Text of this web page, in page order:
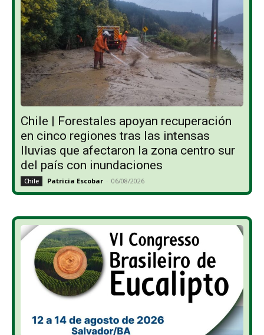
Chile | Forestales apoyan recuperación
en cinco regiones tras las intensas
lluvias que afectaron la zona centro sur
del país con inundaciones
Chile Patricia Escobar - 06/08/2026